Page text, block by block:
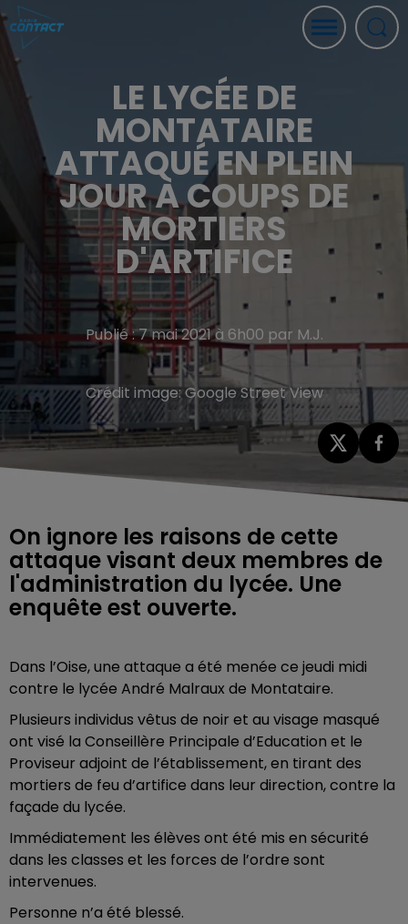
LE LYCÉE DE
MONTATAIRE
ATTAQUÉ EN PLEIN
JOUR À COUPS DE
MORTIERS
D'ARTIFICE
Publié : 7 mai 2021 à 6h00 par M.J.
Crédit image:Google Street View
On ignore les raisons de cette
attaque visant deux membres de
l'administration du lycée. Une
enquête est ouverte.
Dans l’Oise, une attaque a été menée ce jeudi midi
contre le lycée André Malraux de Montataire.
Plusieurs individus vêtus de noir et au visage masqué
ont visé la Conseillère Principale d’Education et le
Proviseur adjoint de l’établissement, en tirant des
mortiers de feu d’artifice dans leur direction, contre la
façade du lycée.
Immédiatement les élèves ont été mis en sécurité
dans les classes et les forces de l’ordre sont
intervenues.
Personne n’a été blessé.